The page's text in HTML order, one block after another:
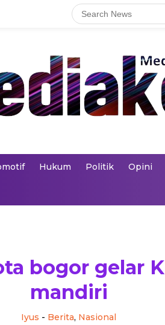
Hukum Politik Opini
bogor gelar
mandiri
Iyus - Berita, Nasional